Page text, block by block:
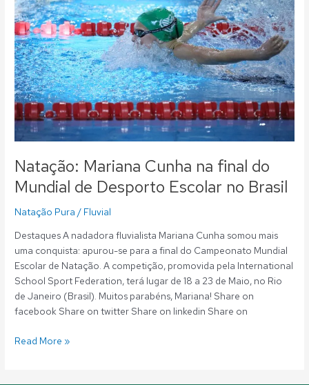
Natação: Mariana Cunha na final do
Mundial de Desporto Escolar no Brasil
Natação Pura / Fluvial
Destaques A nadadora fluvialista Mariana Cunha somou mais
uma conquista: apurou-se para a final do Campeonato Mundial
Escolar de Natação. A competição, promovida pela International
School Sport Federation, terá lugar de 18 a 23 de Maio, no Rio
de Janeiro (Brasil). Muitos parabéns, Mariana! Share on
facebook Share on twitter Share on linkedin Share on
na
final
do
Mundial
de
Desporto
Escolar
no
Brasil
Read More »